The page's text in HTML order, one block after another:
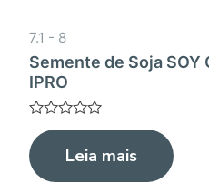
7.1 - 8
Semente de Soja SOY
IPRO
Avaliação
0
de
5
Leia mais